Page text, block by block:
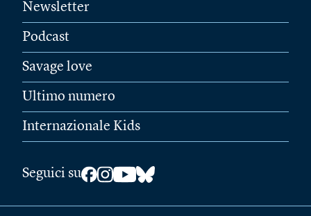
Newsletter
Podcast
Savage love
Ultimo numero
Internazionale Kids
Seguici su